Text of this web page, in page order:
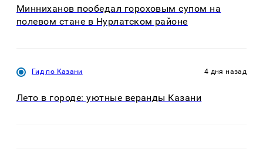
Минниханов пообедал гороховым супом на
полевом стане в Нурлатском районе
Гид по Казани 4 дня назад
Лето в городе: уютные веранды Казани